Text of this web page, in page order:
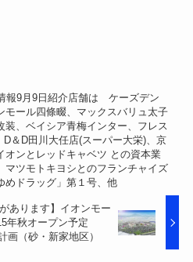
報9月9日紹介店舗は ケーズデン
モール四條畷、マックスバリュ太子
装、ベイシア青梅インター、フレス
D＆D田川大任店(スーパー大栄)、京
オンとレッドキャベツ との資本業
マツモトキヨシとのフランチャイズ
めドラッグ」第１号、他
あります】イオンモー
年秋オープン予定
画（砂・新家地区）